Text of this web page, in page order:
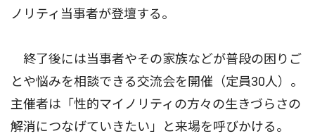
ノリティ当事者が登壇する。
終了後には当事者やその家族などが普段の困りご
とや悩みを相談できる交流会を開催（定員30人）。
主催者は「性的マイノリティの方々の生きづらさの
解消につなげていきたい」と来場を呼びかける。